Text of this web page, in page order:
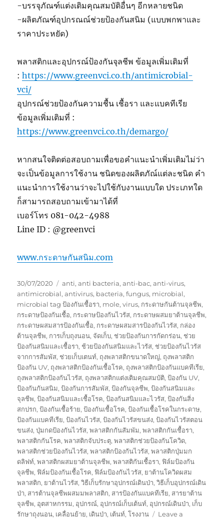
-บรรจุภัณฑ์แต่งเติมคุณสมบัติอื่นๆ อีกหลายชนิด
-ผลิตภัณฑ์อุปกรณณ์ช่วยป้องกันสนิม (แบบพกพาและ
ราคาประหยัด)
พลาสติกและอุปกรณ์ป้องกันจุลชีพ ข้อมูลเพิ่มเติมที่
:https://www.greenvci.co.th/antimicrobial-
vci/
อุปกรณ์ช่วยป้องกันความชื้น เชื้อรา และแบคทีเรีย
ข้อมูลเพิ่มเติมที่ :
https://www.greenvci.co.th/demargo/
หากสนใจติดต่อสอบถามเพื่อขอคำแนะนำเพิ่มเติมไม่ว่า
จะเป็นข้อมูลการใช้งาน ชนิดของผลิตภัณ์แต่ละชนิด คำ
แนะนำการใช้งานว่าจะไปใช้กับงานแบบใด ประเภทใด
ก็สามารถสอบถามเข้ามาได้ที่
เบอร์โทร 081-042-4988
Line ID : @greenvci
www.กระดาษกันสนิม.com
Posted
on
30/07/2020 Tags
anti,anti bacteria,anti-bac,anti-virus,
antimicrobial,antivirus, bacteria,fungus, microbial,
microbial tag ป้องกันเชื้อรา, mole,virus, กระดาษกันต้านจุลชีพ,
กระดาษป้องกันเชื้อ, กระดาษป้องกันไวรัส, กระดาษผสมยาต้านจุลชีพ,
กระดาษผสมสารป้องกันเชื้อ, กระดาษผสมสารป้องกันไวรัส, กล่อง
ต้านจุลชีพ, การเก็บถุงนอน, จัดเก็บ, ช่วยป้องกันการกัดกร่อน, ช่วย
ป้องกันสนิมและเชื้อรา, ช้วยป้องกันสนิมและไวรัส, ช่วยป้องกันไวรัส
จากการสัมพัส, ช่วยเก็บเตนท์, ถุงพลาสติกขนาดใหญ่, ถุงพลาสติก
ป้องกัน UV, ถุงพลาสติกป้องกันเชื้อโรค, ถุงพลาสติกป้องกันแบคทีเรีย,
ถุงพลาสติกป้องกันไวรัส, ถุงพลาสติกแต่งเติมคุณสมบัติ,ป้องกัน UV,
ป้องกันกันสนิม,ป้องกันการสัมพัส,ป้องกันจุลชีพ,ป้องกันสนิมและ
จุลชีพ,ป้องกันสนิมและเชื้อโรค,ป้องกันสนิมและไวรัส,ป้องกันสิ่ง
สกปรก,ป้องกันเชื้อร้าย,ป้องกันเชื้อโรค,ป้องกันเชื้อโรคในกระดาษ,
ป้องกันแบคทีเรีย,ป้องกันไวรัส,ป้องกันไวรัสขนส่ง,ป้องกันไวรัสตอน
ขนส่ง,ปุ่มกดป้องกันไวรัส,พลาสติกกันสัมพัม,พลาสติกกันเชื้อรา,
พลาสติกกันโรค,พลาสติกจับประตุ,พลาสติกช่วยป้องกันโควิด,
พลาสติกช่วยป้องกันไวรัส,พลาสติกป้องกันไวรัส,พลาสติกปุ่มมก
ดลิฟท์,พลาสติกผสมยาต้านจุลชีพ,พลาสติกันเชื้อรา, ฟิล์มป้องกัน
จุลชีพ, ฟิล์มป้องกันเชื้อโรค, ฟิล์มป้องกันไวรัส, ยาต้านโควิดผสม
พลาสติก, ยาต้านไวรัส,วิธีเก็บรักษาอุปกรณ์เดินป่า,วิธีเก็บอุปกรณ์เดิน
ป่า, สารต้านจุลชีพผสมมพลาสติก, สารป้องกันแบคทีเรีย, สารยาต้าน
จุลชีพ, อุตสาหกรรม, อุปกรณ์, อุปกรณ์เก็บเต้นท์, อุปกรณ์เดินป่า, เก็บ
รักษาถุงนอน, เคลื่อนย้าย, เดินป่า, เต้นท์,โรงงาน
Leave a